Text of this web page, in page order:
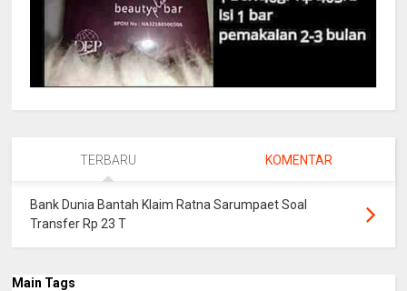
TERBARU KOMENTAR
Bank Dunia Bantah Klaim Ratna Sarumpaet Soal
Transfer Rp 23 T
Main Tags